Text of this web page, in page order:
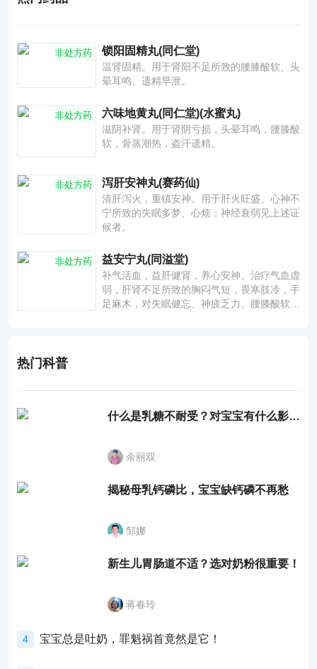
非处方药 锁阳固精丸(同仁堂)
温肾固精。用于肾阳不足所致的腰膝酸软、头
晕耳鸣、遗精早泄。
非处方药 六味地黄丸(同仁堂)(水蜜丸)
滋阴补肾。用于肾阴亏损，头晕耳鸣，腰膝酸
软，骨蒸潮热，盗汗遗精。
非处方药 泻肝安神丸(赛药仙)
清肝泻火，重镇安神。用于肝火旺盛、心神不
宁所致的失眠多梦、心烦；神经衰弱见上述证
候者。
非处方药 益安宁丸(同溢堂)
补气活血，益肝健肾，养心安神。治疗气血虚
弱，肝肾不足所致的胸闷气短，畏寒肢冷，手
足麻木，对失眠健忘、神疲乏力、腰膝酸软也
热门科普
什么是乳糖不耐受？对宝宝有什么影响？
余丽双
揭秘母乳钙磷比，宝宝缺钙磷不再愁
邹娜
新生儿胃肠道不适？选对奶粉很重要！
蒋春玲
4 宝宝总是吐奶，罪魁祸首竟然是它！